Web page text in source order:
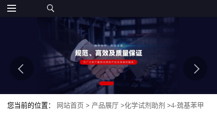
您当前的位置： 网站首页 > 产品展厅 >化学试剂助剂 >4-巯基苯甲